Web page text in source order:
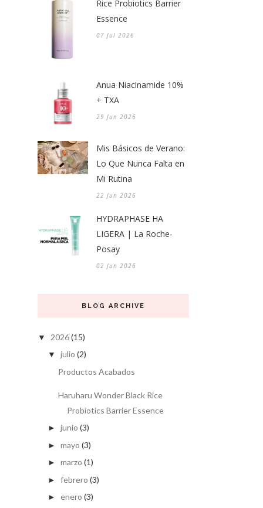
Rice Probiotics Barrier
Essence
07 Jul 2026
Anua Niacinamide 10%
+ TXA
29 Jun 2026
Mis Básicos de Verano:
Lo Que Nunca Falta en
Mi Rutina
22 Jun 2026
HYDRAPHASE HA
LIGERA | La Roche-
Posay
02 Jun 2026
BLOG ARCHIVE
▼ 2026(15)
▼ julio (2)
Productos Acabados
Haruharu Wonder Black Rice
Probiotics Barrier Essence
► junio (3)
► mayo (3)
► marzo (1)
► febrero (3)
► enero (3)